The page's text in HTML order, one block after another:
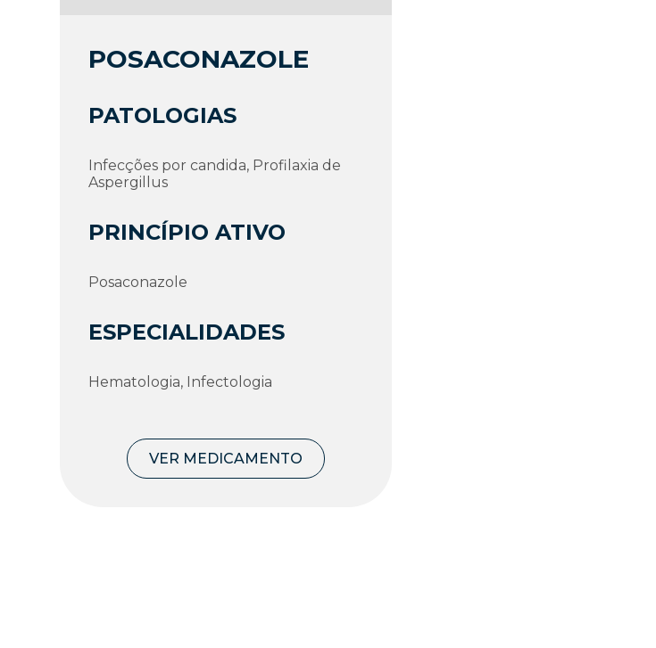
POSACONAZOLE
PATOLOGIAS
Infecções por candida, Profilaxia de
Aspergillus
PRINCÍPIO ATIVO
Posaconazole
ESPECIALIDADES
Hematologia, Infectologia
VER MEDICAMENTO